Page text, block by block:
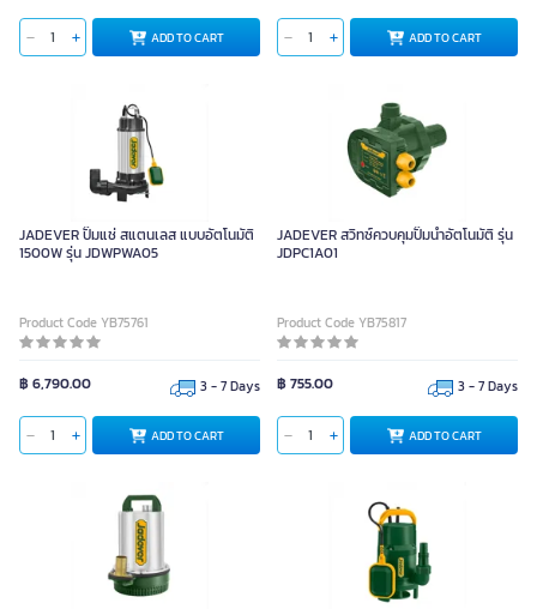
ADD TO CART ADD TO CART
JADEVER ปั๊มแช่ สแตนเลส แบบอัตโนมัติ
1500W รุ่น JDWPWA05
Product Code YB75761
฿ 6,790.00 3 - 7 Days
ADD TO CART
JADEVER สวิทซ์ควบคุมปั๊มน้ำอัตโนมัติ รุ่น
JDPC1A01
Product Code YB75817
฿ 755.00 3 - 7 Days
ADD TO CART